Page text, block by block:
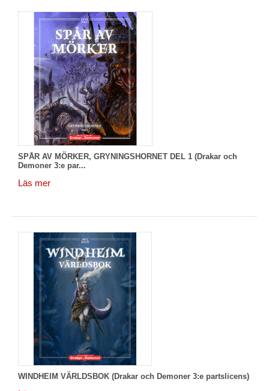
SPÅR AV MÖRKER, GRYNINGSHORNET DEL 1 (Drakar och
Demoner 3:e par...
Läs mer
WINDHEIM VÄRLDSBOK (Drakar och Demoner 3:e partslicens)